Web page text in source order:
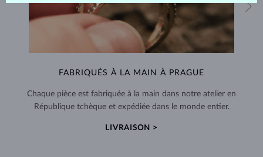
FABRIQUÉS À LA MAIN À PRAGUE
Chaque pièce est fabriquée à la main dans notre atelier en
République tchèque et expédiée dans le monde entier.
LIVRAISON >